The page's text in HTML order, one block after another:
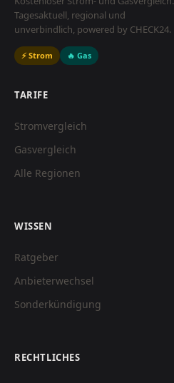
Tagesaktuell, regional und
unverbindlich, powered by CHECK24.
⚡ Strom 🔥 Gas
TARIFE
Stromvergleich
Gasvergleich
Alle Regionen
WISSEN
Ratgeber
Anbieterwechsel
Sonderkündigung
RECHTLICHES